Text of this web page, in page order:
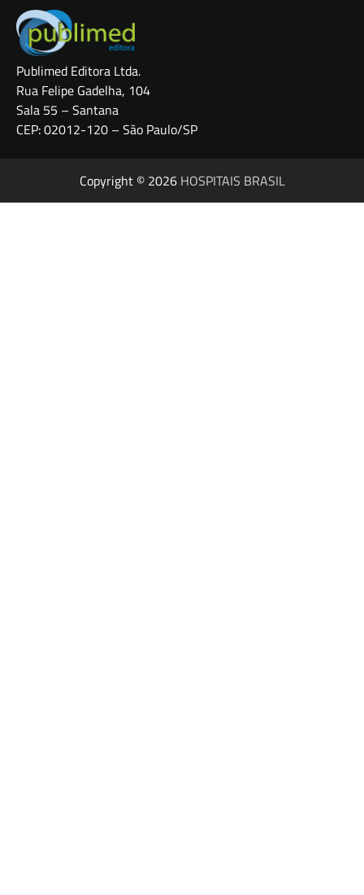
Publimed Editora Ltda.
Rua Felipe Gadelha, 104
Sala 55 – Santana
CEP: 02012-120 – São Paulo/SP
Copyright © 2026 HOSPITAIS BRASIL